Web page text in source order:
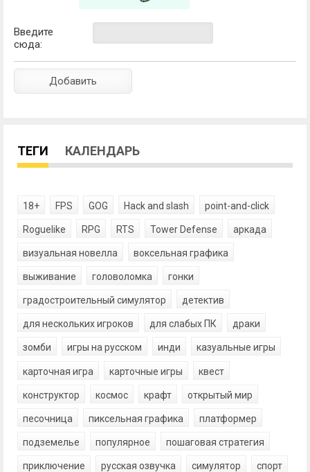
Введите
сюда:
ТЕГИ КАЛЕНДАРЬ
18+ FPS GOG Hack and slash point-and-click
Roguelike RPG RTS Tower Defense аркада
визуальная новелла воксельная графика
выживание головоломка гонки
градостроительный симулятор детектив
для нескольких игроков для слабых ПК драки
зомби игры на русском инди казуальные игры
карточная игра карточные игры квест
конструктор космос крафт открытый мир
песочница пиксельная графика платформер
подземелье популярное пошаговая стратегия
приключение русская озвучка симулятор спорт